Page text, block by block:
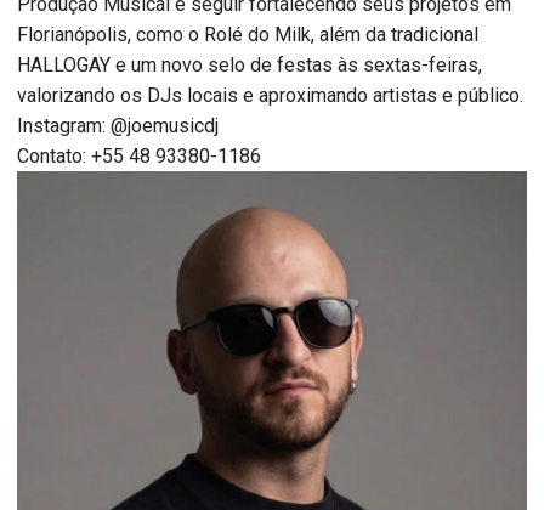
Produção Musical e seguir fortalecendo seus projetos em
Florianópolis, como o Rolé do Milk, além da tradicional
HALLOGAY e um novo selo de festas às sextas-feiras,
valorizando os DJs locais e aproximando artistas e público.
Instagram: @joemusicdj
Contato: +55 48 93380-1186